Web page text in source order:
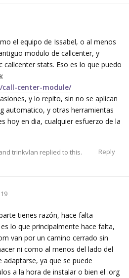
el equipo de Issabel, o al menos
modulo de callcenter, y
callcenter stats. Eso es lo que puedo
call-center-module/
y lo repito, sin no se aplican
automatico, y otras herramientas
hoy en dia, cualquier esfuerzo de la
Reply
trinkvlan replied to this.
tienes razón, hace falta
lo que principalmente hace falta,
van por un camino cerrado sin
ni como al menos del lado del
ya que se puede
a la hora de instalar o bien el .org